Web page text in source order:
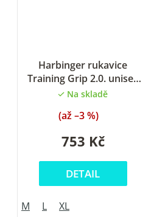
Harbinger rukavice
Training Grip 2.0. unisex
Blue
Na skladě
753 Kč
(až –3 %)
DETAIL
M L XL